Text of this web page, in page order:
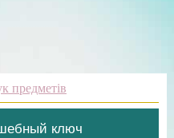
предметів
ключ